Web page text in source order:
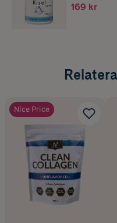
169 kr
Nice Price